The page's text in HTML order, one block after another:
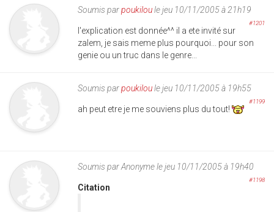
Soumis parpoukiloule jeu 10/11/2005 à 21h19
#1201
l'explication est donnée^^ il a ete invité sur
zalem, je sais meme plus pourquoi... pour son
genie ou un truc dans le genre...
Soumis parpoukiloule jeu 10/11/2005 à 19h55
#1199
ah peut etre je me souviens plus du tout!
Soumis parAnonymele jeu 10/11/2005 à 19h40
#1198
Citation